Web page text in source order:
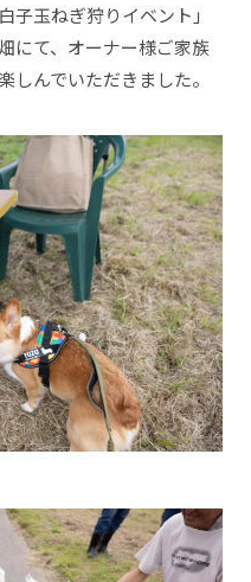
子玉ねぎ狩りイベント」
にて、オーナー様ご家族
しんでいただきました。